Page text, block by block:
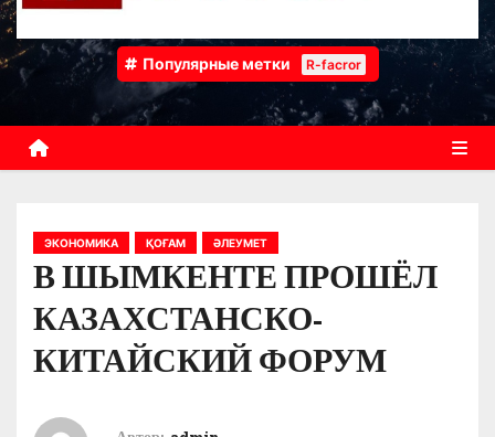
Популярные метки R-facror
ЭКОНОМИКА ҚОҒАМ ӘЛЕУМЕТ
В ШЫМКЕНТЕ ПРОШЁЛ
КАЗАХСТАНСКО-
КИТАЙСКИЙ ФОРУМ